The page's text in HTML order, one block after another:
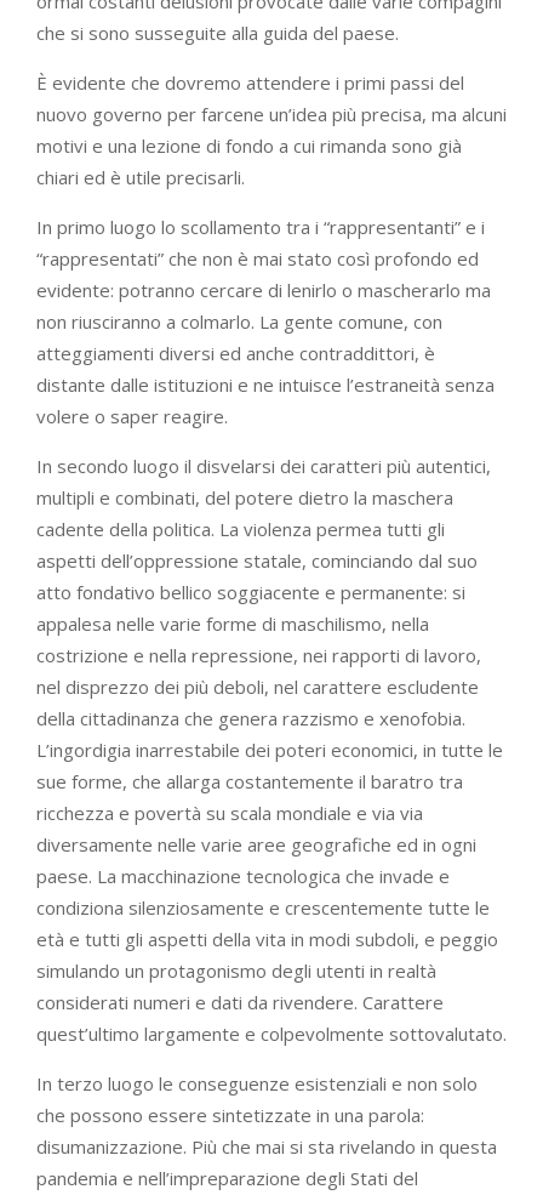
che si sono susseguite alla guida del paese.
È evidente che dovremo attendere i primi passi del
nuovo governo per farcene un’idea più precisa, ma alcuni
motivi e una lezione di fondo a cui rimanda sono già
chiari ed è utile precisarli.
In primo luogo lo scollamento tra i “rappresentanti” e i
“rappresentati” che non è mai stato così profondo ed
evidente: potranno cercare di lenirlo o mascherarlo ma
non riusciranno a colmarlo. La gente comune, con
atteggiamenti diversi ed anche contraddittori, è
distante dalle istituzioni e ne intuisce l’estraneità senza
volere o saper reagire.
In secondo luogo il disvelarsi dei caratteri più autentici,
multipli e combinati, del potere dietro la maschera
cadente della politica. La violenza permea tutti gli
aspetti dell’oppressione statale, cominciando dal suo
atto fondativo bellico soggiacente e permanente: si
appalesa nelle varie forme di maschilismo, nella
costrizione e nella repressione, nei rapporti di lavoro,
nel disprezzo dei più deboli, nel carattere escludente
della cittadinanza che genera razzismo e xenofobia.
L’ingordigia inarrestabile dei poteri economici, in tutte le
sue forme, che allarga costantemente il baratro tra
ricchezza e povertà su scala mondiale e via via
diversamente nelle varie aree geografiche ed in ogni
paese. La macchinazione tecnologica che invade e
condiziona silenziosamente e crescentemente tutte le
età e tutti gli aspetti della vita in modi subdoli, e peggio
simulando un protagonismo degli utenti in realtà
considerati numeri e dati da rivendere. Carattere
quest’ultimo largamente e colpevolmente sottovalutato.
In terzo luogo le conseguenze esistenziali e non solo
che possono essere sintetizzate in una parola:
disumanizzazione. Più che mai si sta rivelando in questa
pandemia e nell’impreparazione degli Stati del